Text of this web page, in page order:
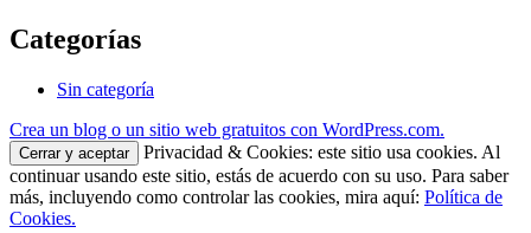
Categorías
Sin categoría
Crea un blog o un sitio web gratuitos con WordPress.com.
Privacidad & Cookies: este sitio usa cookies. Al
continuar usando este sitio, estás de acuerdo con su uso. Para saber
más, incluyendo como controlar las cookies, mira aquí: Política de
Cookies.